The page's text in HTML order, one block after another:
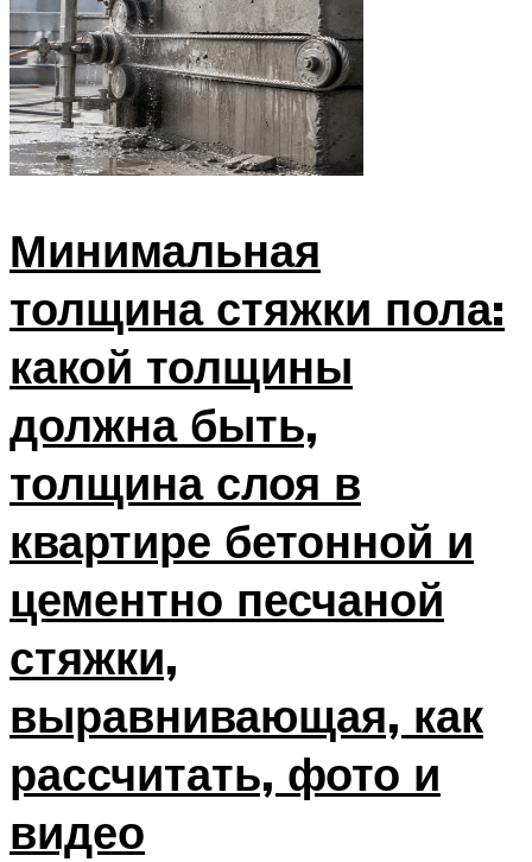
Минимальная
толщина стяжки пола:
какой толщины
должна быть,
толщина слоя в
квартире бетонной и
цементно песчаной
стяжки,
выравнивающая, как
рассчитать, фото и
видео